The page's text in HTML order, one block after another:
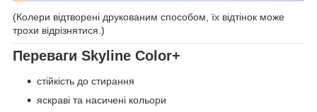
(Колери відтворені друкованим способом, їх відтінок може
трохи відрізнятися.)
Переваги Skyline Color+
стійкість до стирання
яскраві та насичені кольори